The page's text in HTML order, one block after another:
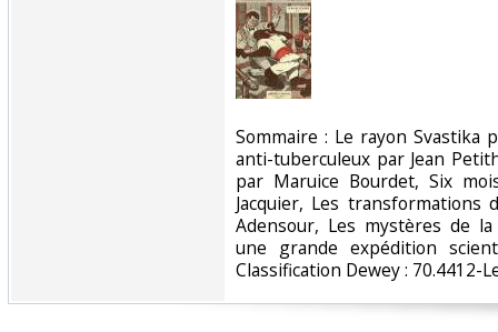
‎Sommaire : Le rayon Svastika
anti-tuberculeux par Jean
par Maruice Bourdet, Six
Jacquier, Les transformations
Adensour, Les mystères de
une grande expédition
Classification Dewey : 70.4412-